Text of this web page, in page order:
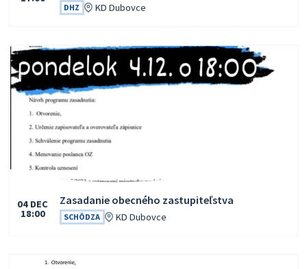
DHZ Miesto:
KD Dubovce
Zasadanie obecného zastupiteľstva
SCHÔDZA Miesto:
KD Dubovce
Čas:
04 DEC
18:00